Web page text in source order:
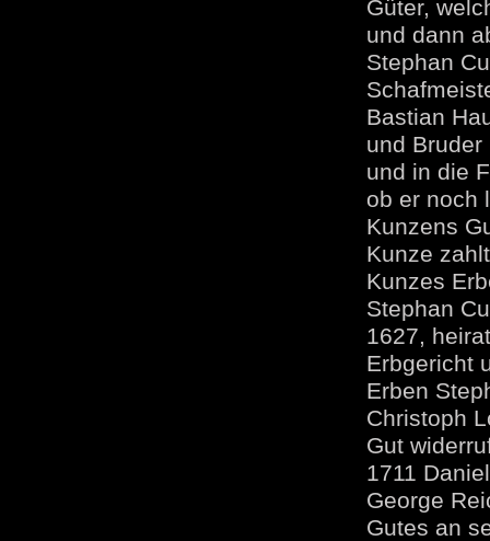
Güter,
und dann
Stephan
Bastian
und
und in die
ob er noch
Kunzens
Kunze
Kunzes
Stephan
1627,
Erbgericht
Erben
Christoph
Gut
1711
George
Gutes an